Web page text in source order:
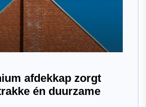
afdekkap zorgt
én duurzame